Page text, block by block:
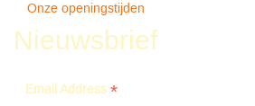
Onze openingstijden
Nieuwsbrief
Email Address *